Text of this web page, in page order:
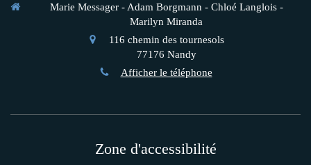
Marie Messager - Adam Borgmann - Chloé Langlois -
Marilyn Miranda
116 chemin des tournesols
77176 Nandy
Afficher le téléphone
Zone d'accessibilité